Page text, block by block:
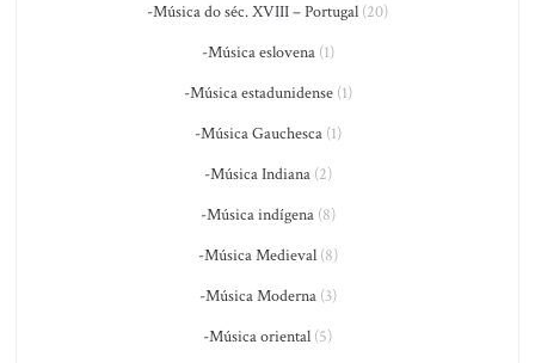
-Música do séc. XVIII – Portugal (20)
-Música eslovena(1)
-Música estadunidense(1)
-Música Gauchesca(1)
-Música Indiana(2)
-Música indígena(8)
-Música Medieval(8)
-Música Moderna(3)
-Música oriental (5)